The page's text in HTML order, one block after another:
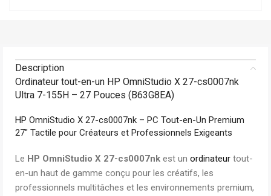
Description
Ordinateur tout-en-un HP OmniStudio X 27-cs0007nk
Ultra 7-155H – 27 Pouces (B63G8EA)
HP OmniStudio X 27-cs0007nk – PC Tout-en-Un Premium
27″ Tactile pour Créateurs et Professionnels Exigeants
Le HP OmniStudio X 27-cs0007nk est un ordinateur tout-
en-un haut de gamme conçu pour les créatifs, les
professionnels multitâches et les environnements premium,